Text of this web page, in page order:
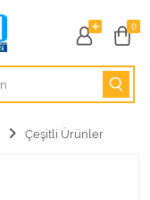
0
Çeşitli Ürünler